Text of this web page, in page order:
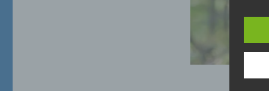
dies
Wir